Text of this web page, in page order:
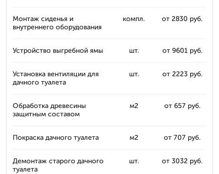
Монтаж сиденья и
внутреннего оборудования
компл. от 2830 руб.
Устройство выгребной ямы шт. от 9601 руб.
Установка вентиляции для
дачного туалета
шт. от 2223 руб.
Обработка древесины
защитным составом
м2 от 657 руб.
Покраска дачного туалета м2 от 707 руб.
Демонтаж старого дачного
туалета
шт. от 3032 руб.